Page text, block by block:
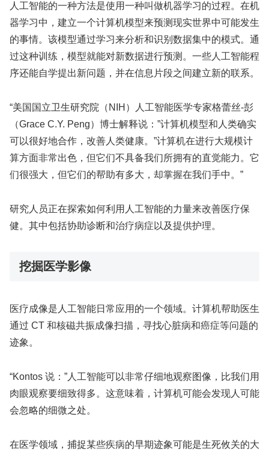
人工智能的一种方法是使用一种叫做机器学习的过程。在机
器学习中，建立一个计算机模型来预测现实世界中可能发生
的事情。该模型通过学习来分析和识别数据集中的模式。通
过这种训练，模型就能对新数据进行预测。一些人工智能程
序还能自学提出新问题，并在信息片段之间建立新的联系。
“美国国立卫生研究院（NIH）人工智能医学专家格蕾丝-彭
（Grace C.Y. Peng）博士解释说：”计算机模型和人类确实
可以很好地合作，改善人类健康。”计算机在进行大规模计
算方面非常出色，但它们不具备我们所拥有的直觉能力。它
们很强大，但它们的帮助有多大，却掌握在我们手中。”
研究人员正在探索如何利用人工智能的力量来改善医疗保
健。其中包括协助诊断和治疗病症以及提供护理。
挖掘医学影像
医疗成像是人工智能日常应用的一个领域。计算机帮助医生
通过 CT 和核磁共振成像扫描，寻找心脏病和癌症等问题的
迹象。
“Kontos 说：”人工智能可以非常仔细地观察图像，比我们用
肉眼观察要细致得多。这意味着，计算机可能会发现人可能
会忽略的细微之处。
在医学领域，捕捉某些疾病的早期迹象可能是生死攸关的大